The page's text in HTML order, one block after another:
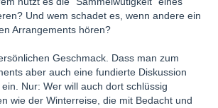
Und wem schadet es, wenn andere ein
Arrangements hören?
Geschmack. Dass man zum
aber auch eine fundierte Diskussion
Nur: Wer will auch dort schlüssig
wie der Winterreise, die mit Bedacht und